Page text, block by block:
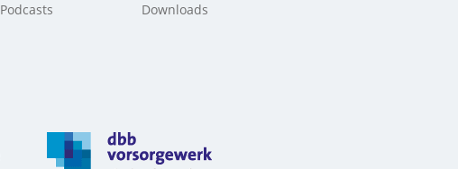
Podcasts
Downloads